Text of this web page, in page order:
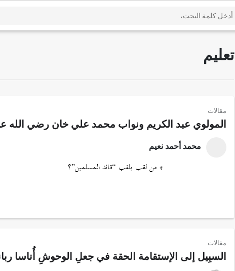
تعليم
مقالات
المولوي عبد الكريم ونواب محمد علي خان رضي الله
محمد أحمد نعيم
* من لقب بلقب “قائد المسلمين”؟
مقالات
السبِيل إلى الإستقامة الحقة في جعلِ الوحوشِ أُناسا